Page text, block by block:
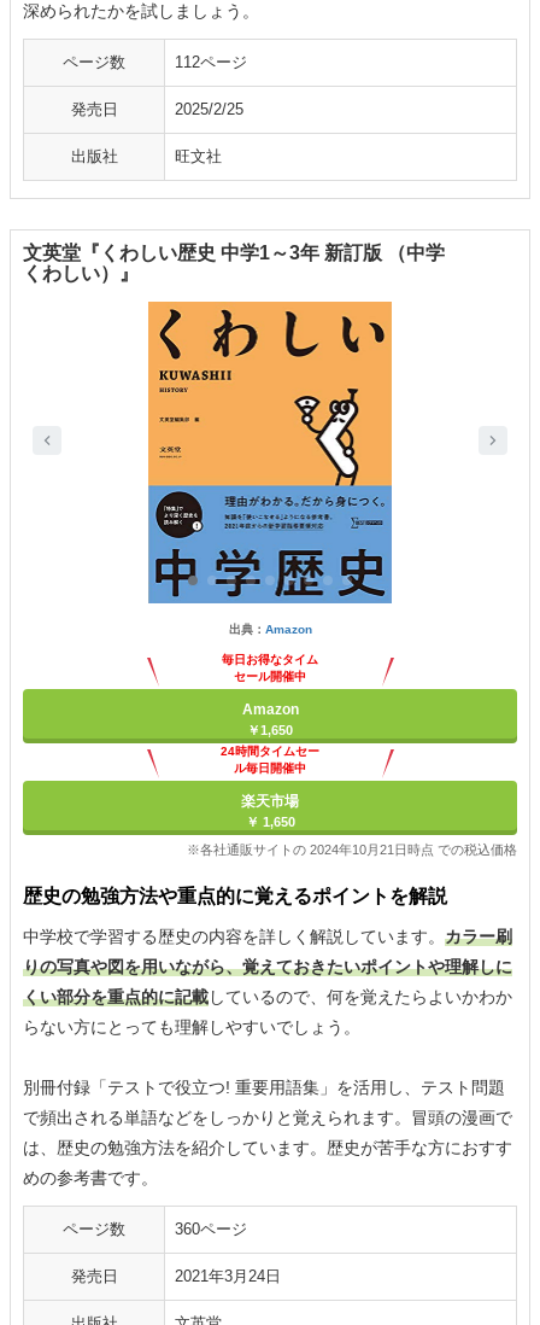
深められたかを試しましょう。
ページ数 112ページ
発売日 2025/2/25
出版社 旺文社
文英堂『くわしい歴史 中学1～3年 新訂版 （中学
くわしい）』
出典： Amazon
毎日お得なタイム
セール開催中
Amazon
￥1,650
24時間タイムセー
ル毎日開催中
楽天市場
￥ 1,650
※各社通販サイトの 2024年10月21日時点 での税込価格
歴史の勉強方法や重点的に覚えるポイントを解説
中学校で学習する歴史の内容を詳しく解説しています。 カラー刷
りの写真や図を用いながら、覚えておきたいポイントや理解しに
くい部分を重点的に記載しているので、何を覚えたらよいかわか
らない方にとっても理解しやすいでしょう。
別冊付録「テストで役立つ! 重要用語集」を活用し、テスト問題
で頻出される単語などをしっかりと覚えられます。冒頭の漫画で
は、歴史の勉強方法を紹介しています。歴史が苦手な方におすす
めの参考書です。
ページ数 360ページ
発売日 2021年3月24日